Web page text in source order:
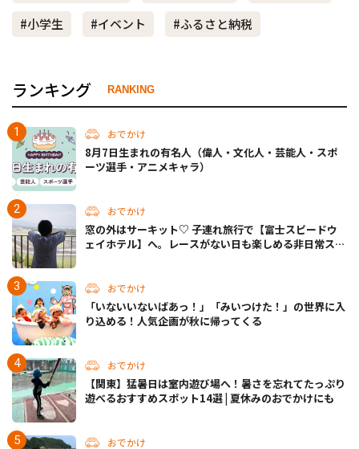
#小学生
#イベント #ふるさと納税
ランキング RANKING
おでかけ
8月7日生まれの有名人（偉人・文化人・芸能人・スポ
ーツ選手・アニメキャラ）
おでかけ
窓の外はサーキット♡ 子連れ旅行で【富士スピードウ
ェイホテル】へ。レースがない日も楽しめる非日常ステ
おでかけ
「いないいないばあっ！」「みいつけた！」の世界に入
り込める！人気企画が秋に帰ってくる
おでかけ
【関東】猛暑日は室内遊び場へ！暑さを忘れてたっぷり
遊べるおすすめスポット14選 | 夏休みのおでかけにも
おでかけ